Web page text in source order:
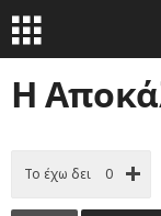
Η
Το έχω δει 0